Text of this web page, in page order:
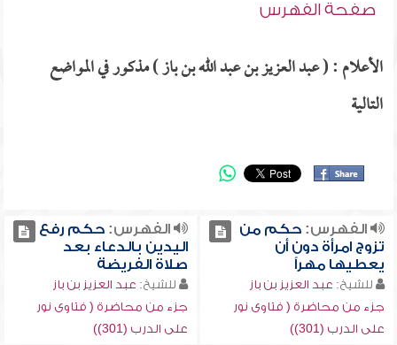
صفحة الفهرس
الأعلام : ( عبد العزيز بن عبد الله بن باز ) مذكور في المواضع
التالية
الفهرس:حكم من
تزوج امرأة دون أن
يعطيها مهراً
للشيخ: عبد العزيز بن باز
جزء من محاضرة ( فتاوى نور
على الدرب (301))
الفهرس:حكم رفع
اليدين بالدعاء بعد
صلاة الفريضة
للشيخ: عبد العزيز بن باز
جزء من محاضرة ( فتاوى نور
على الدرب (301))